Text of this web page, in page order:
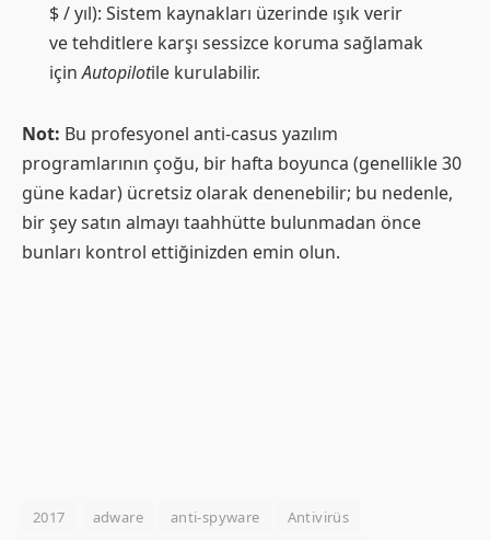
$ / yıl): Sistem kaynakları üzerinde ışık verir
ve tehditlere karşı sessizce koruma sağlamak
içinAutopilotile kurulabilir.
Not: Bu profesyonel anti-casus yazılım
programlarının çoğu, bir hafta boyunca (genellikle 30
güne kadar) ücretsiz olarak denenebilir; bu nedenle,
bir şey satın almayı taahhütte bulunmadan önce
bunları kontrol ettiğinizden emin olun.
2017 adware anti-spyware
Antivirüs